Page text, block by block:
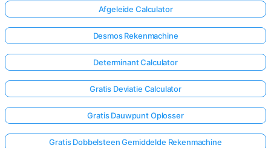
Afgeleide Calculator
Desmos Rekenmachine
Determinant Calculator
Gratis Deviatie Calculator
Gratis Dauwpunt Oplosser
Gratis Dobbelsteen Gemiddelde Rekenmachine